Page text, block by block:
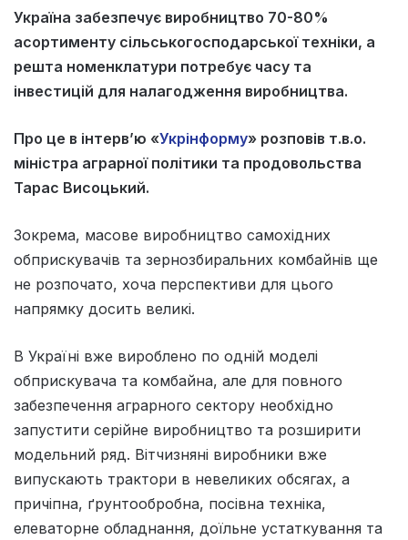
Україна забезпечує виробництво 70-80%
асортименту сільськогосподарської техніки, а
решта номенклатури потребує часу та
інвестицій для налагодження виробництва.
Про це в інтерв’ю «Укрінформу» розповів т.в.о.
міністра аграрної політики та продовольства
Тарас Висоцький.
Зокрема, масове виробництво самохідних
обприскувачів та зернозбиральних комбайнів ще
не розпочато, хоча перспективи для цього
напрямку досить великі.
В Україні вже вироблено по одній моделі
обприскувача та комбайна, але для повного
забезпечення аграрного сектору необхідно
запустити серійне виробництво та розширити
модельний ряд. Вітчизняні виробники вже
випускають трактори в невеликих обсягах, а
причіпна, ґрунтообробна, посівна техніка,
елеваторне обладнання, доїльне устаткування та